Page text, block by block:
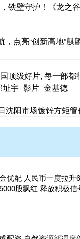
铁壁守护！《龙之
，点亮“创新高地”麒
顶级好片, 每一部都
宇_影片_金基德
沈阳市场镀锌方矩
优配 人民币一度拉升
股飘红 释放积极信